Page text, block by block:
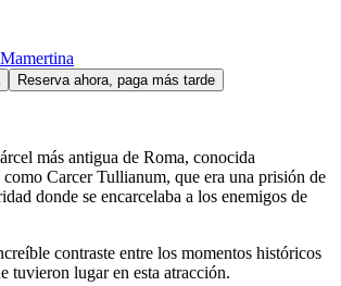
Reserva ahora, paga más tarde
más antigua de Roma, conocida
Carcer Tullianum, que era una prisión de
donde se encarcelaba a los enemigos de
contraste entre los momentos históricos
tuvieron lugar en esta atracción.